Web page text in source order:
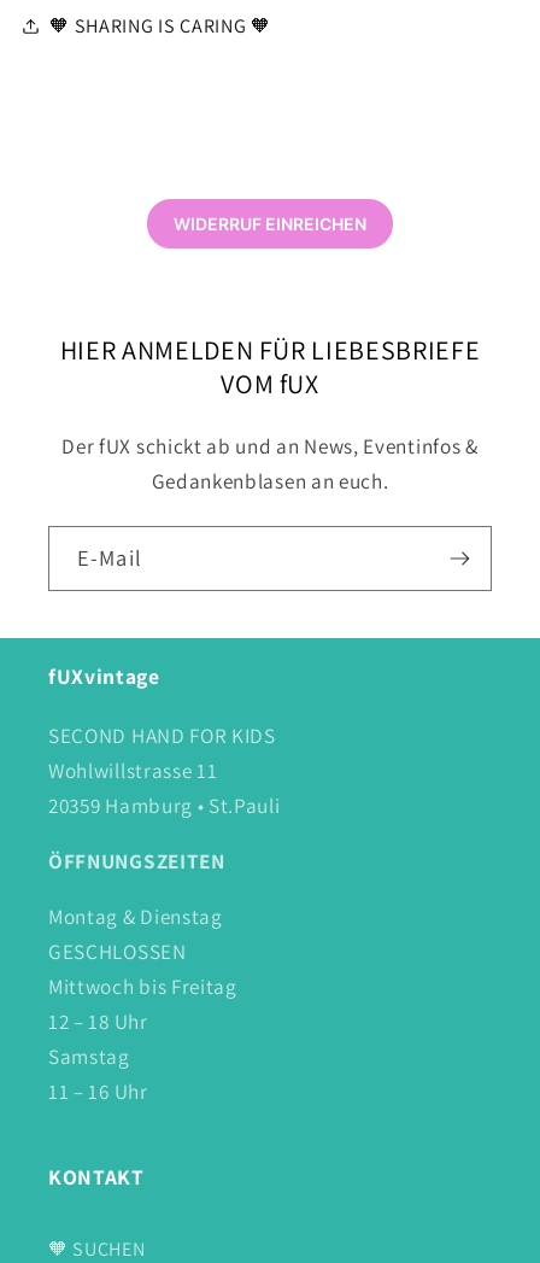
🧡 SHARING IS CARING 🧡
WIDERRUF EINREICHEN
HIER ANMELDEN FÜR LIEBESBRIEFE
VOM fUX
Der fUX schickt ab und an News, Eventinfos &
Gedankenblasen an euch.
E-Mail
fUXvintage
SECOND HAND FOR KIDS
Wohlwillstrasse 11
20359 Hamburg • St.Pauli
ÖFFNUNGSZEITEN
Montag & Dienstag
GESCHLOSSEN
Mittwoch bis Freitag
12 – 18 Uhr
Samstag
11 – 16 Uhr
KONTAKT
🧡 SUCHEN